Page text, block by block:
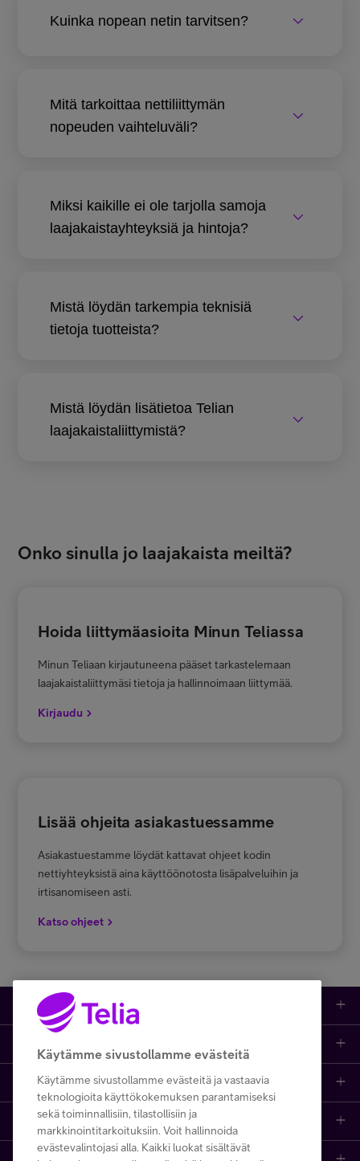
Kuinka nopean netin tarvitsen?
Mitä tarkoittaa nettiliittymän
nopeuden vaihteluväli?
Miksi kaikille ei ole tarjolla samoja
laajakaistayhteyksiä ja hintoja?
Mistä löydän tarkempia teknisiä
tietoja tuotteista?
Mistä löydän lisätietoa Telian
laajakaistaliittymistä?
Onko sinulla jo laajakaista meiltä?
Hoida liittymäasioita Minun Teliassa
Minun Teliaan kirjautuneena pääset tarkastelemaan
laajakaistaliittymäsi tietoja ja hallinnoimaan liittymää.
Kirjaudu
Lisää ohjeita asiakastuessamme
Asiakastuestamme löydät kattavat ohjeet kodin
nettiyhteyksistä aina käyttöönotosta lisäpalveluihin ja
irtisanomiseen asti.
Katso ohjeet
Kauppa
Puhelinliittymät
Mobiililaajakaista
Tarjoukset
iPhone 17
Asiakastuki netissä
Etsi apua ja ohjeita
Ota yhteyttä
Käytämme sivustollamme evästeitä
Käytämme sivustollamme evästeitä ja vastaavia
teknologioita käyttökokemuksen parantamiseksi
sekä toiminnallisiin, tilastollisiin ja
markkinointitarkoituksiin. Voit hallinnoida
evästevalintojasi alla. Kaikki luokat sisältävät